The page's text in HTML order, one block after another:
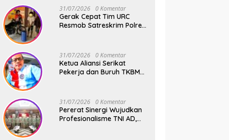
Kodim Gowa
31/07/2026 0 Komentar
Gerak Cepat Tim URC
Resmob Satreskrim Polres
Dongkrak Truk
31/07/2026 0 Komentar
Ketua Aliansi Serikat
Pekerja dan Buruh TKBM
Mogol Nasional
31/07/2026 0 Komentar
Pererat Sinergi Wujudkan
Profesionalisme TNI AD,